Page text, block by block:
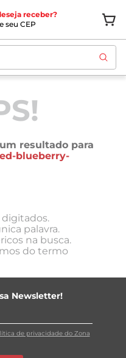
receber?
seu CEP
resultado para
blueberry-
palavra.
na busca.
do termo
Newsletter!
de privacidade do Zona